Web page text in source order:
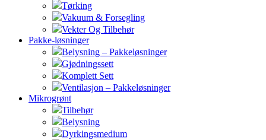
Tørking
Vakuum & Forsegling
Vekter Og Tilbehør
Pakke-løsninger
Belysning – Pakkeløsninger
Gjødningssett
Komplett Sett
Ventilasjon – Pakkeløsninger
Mikrogrønt
Tilbehør
Belysning
Dyrkingsmedium